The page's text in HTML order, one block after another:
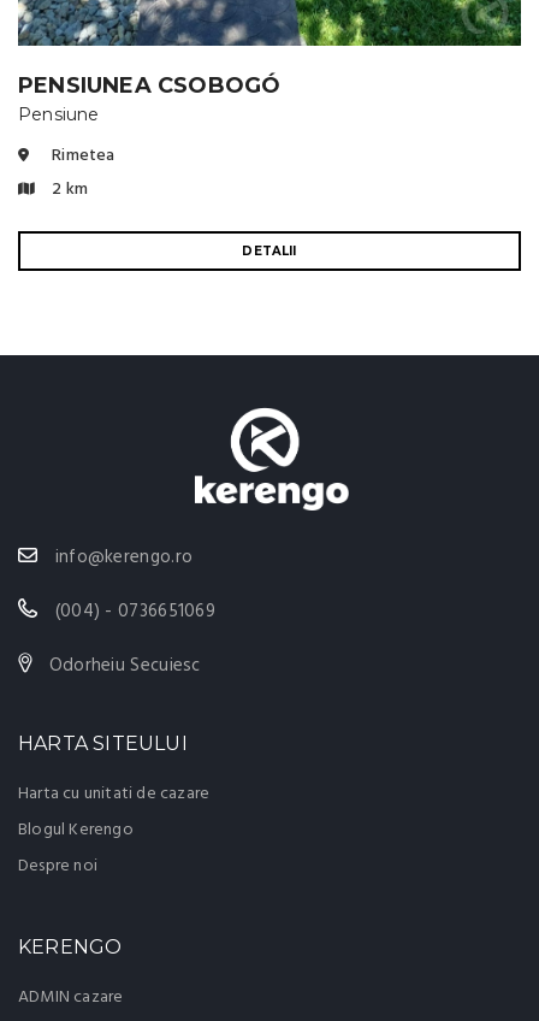
PENSIUNEA CSOBOGÓ
Pensiune
Rimetea
2 km
DETALII
info@kerengo.ro
(004) - 0736651069
Odorheiu Secuiesc
HARTA SITEULUI
Harta cu unitati de cazare
Blogul Kerengo
Despre noi
KERENGO
ADMIN cazare